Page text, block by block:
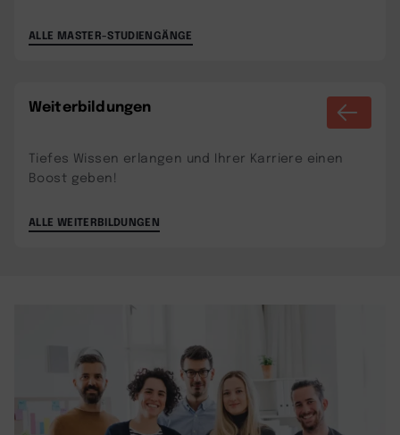
ALLE MASTER-STUDIENGÄNGE
Weiterbildungen
Tiefes Wissen erlangen und Ihrer Karriere einen
Boost geben!
ALLE WEITERBILDUNGEN